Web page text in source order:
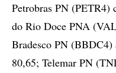
Petrobras PN (PETR4)
do Rio Doce PNA
Bradesco PN (BBDC4)
80,65; Telemar PN